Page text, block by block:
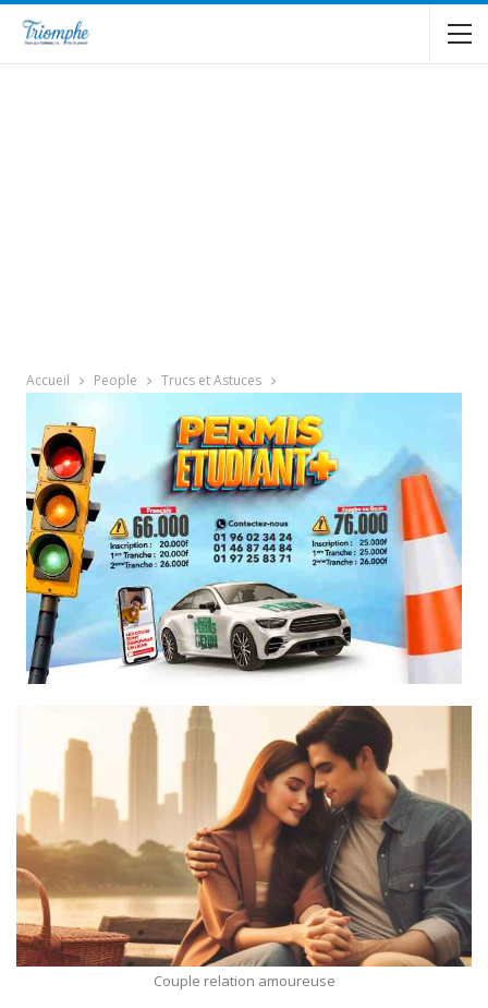
Accueil People Trucs et Astuces
Couple relation amoureuse